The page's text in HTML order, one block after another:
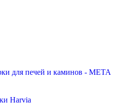
для печей и каминов - META
Harvia